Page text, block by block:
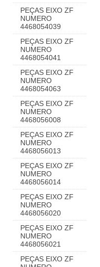
PEÇAS EIXO ZF
NUMERO
4468054039
PEÇAS EIXO ZF
NUMERO
4468054041
PEÇAS EIXO ZF
NUMERO
4468054063
PEÇAS EIXO ZF
NUMERO
4468056008
PEÇAS EIXO ZF
NUMERO
4468056013
PEÇAS EIXO ZF
NUMERO
4468056014
PEÇAS EIXO ZF
NUMERO
4468056020
PEÇAS EIXO ZF
NUMERO
4468056021
PEÇAS EIXO ZF